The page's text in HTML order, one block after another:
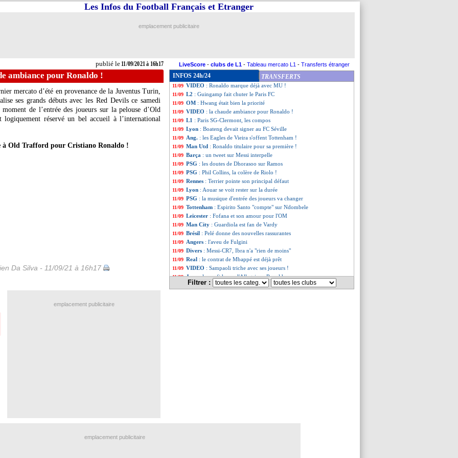
publié le11/09/2021 à 16h17
Les Infos du Football Français et Etranger
emplacement publicitaire
LiveScore - clubs de L1 - Tableau mercato L1 - Transferts étranger
ambiance pour Ronaldo !
mercato d’été en provenance de la Juventus Turin,
ses grands débuts avec les Red Devils ce samedi
de l’entrée des joueurs sur la pelouse d’Old
logiquement réservé un bel accueil à l’international
à Old Trafford pour Cristiano Ronaldo !
Da Silva - 11/09/21 à 16h17
INFOS 24h/24 TRANSFERTS
11/09 PSG: Donnarumma a aimé son baptême
11/09 VIDEO
11/09 All.: Håland porte Dortmund à Leverkusen !
11/09 Palace: Edouard dans l'histoire de la PL
11/09 VIDEO : Ronaldo marque déjà avec MU !
11/09 L2 : Guingamp fait chuter le Paris FC
11/09 OM : Hwang était bien la priorité
11/09 VIDEO : la chaude ambiance pour Ronaldo !
11/09 L1 : Paris SG-Clermont, les compos
11/09 Lyon : Boateng devait signer au FC Séville
11/09 Ang. : les Eagles de Vieira s'offent Tottenham !
11/09 Man Utd : Ronaldo titulaire pour sa première !
11/09 Barça : un tweet sur Messi interpelle
11/09 PSG : les doutes de Dhorasoo sur Ramos
11/09 PSG : Phil Collins, la colère de Riolo !
11/09 Rennes : Terrier pointe son principal défaut
11/09 Lyon : Aouar se voit rester sur la durée
11/09 PSG : la musique d'entrée des joueurs va changer
11/09 Tottenham : Espirito Santo "compte" sur Ndombele
11/09 Leicester : Fofana et son amour pour l'OM
11/09 Man City : Guardiola est fan de Vardy
11/09 Brésil : Pelé donne des nouvelles rassurantes
11/09 Angers : l'aveu de Fulgini
11/09 Divers : Messi-CR7, Ibra n'a "rien de moins"
11/09 Real : le contrat de Mbappé est déjà prêt
11/09 VIDEO : Sampaoli triche avec ses joueurs !
11/09 Juve: la confidence d'Allegri sur Ronaldo
Lyon: Boateng enfoncé par son frère
Filtrer :
emplacement publicitaire
emplacement publicitaire